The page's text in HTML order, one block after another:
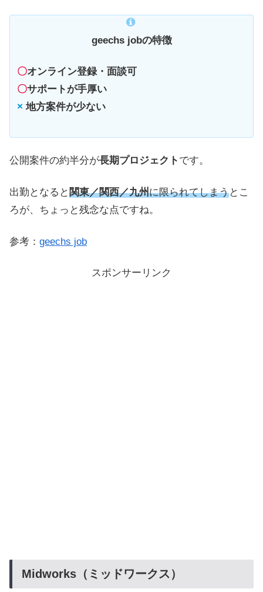
geechs jobの特徴
〇オンライン登録・面談可
〇サポートが手厚い
× 地方案件が少ない
公開案件の約半分が長期プロジェクト です。
出勤となると関東／関西／九州に限られてしまうとこ
ろが、ちょっと残念な点ですね。
参考： geechs job
スポンサーリンク
Midworks（ミッドワークス）